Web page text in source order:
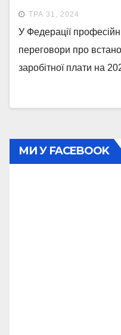
ТРА 31, 2024
У Федерації
переговори про
заробітної плати на
МИ У FACEBOOK